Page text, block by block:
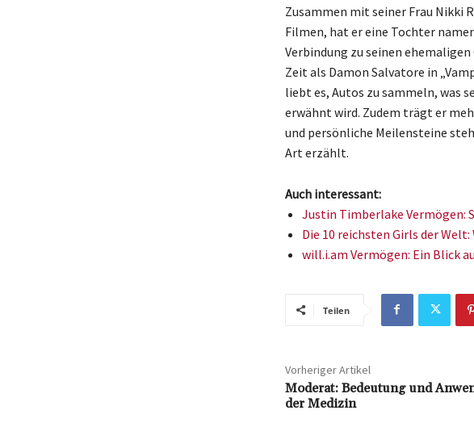
Zusammen mit seiner Frau Nikki
Filmen, hat er eine Tochter
Verbindung zu seinen
Zeit als Damon Salvatore in
liebt es, Autos zu sammeln, was
erwähnt wird. Zudem trägt er
und persönliche Meilensteine
Art erzählt.
Auch interessant:
Justin Timberlake Vermögen:
Die 10 reichsten Girls der
will.i.am Vermögen: Ein Blick
Teilen
Vorheriger Artikel
Moderat: Bedeutung und
der Medizin